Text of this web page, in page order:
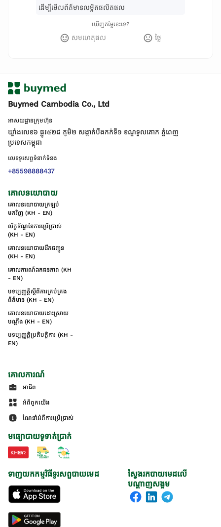
ដើម្បីមើលព័ត៌មានលម្អិតផលិតផល
ឃើញតម្លៃនេះទេ?
សមហេតុផល ថ្លៃ
Buymed Cambodia Co., Ltd
អាសយដ្ឋានក្រុមហ៊ុន
ឃ្លាំងលេខ៦ ផ្លូវ៥២៨ ភូមិ២ សង្កាត់់បឹងកក់ទី១ ខណ្ឌទួលគោក ភ្នំពេញ
ប្រទេសកម្ពុជា
លេខទូរសព្ទទំនាក់ទំនង
+85598888437
គោលនយោបាយ
គោលនយោបាយត្រឡប់
មកវិញ (KH - EN)
ល័ក្ខខ័ណ្ឌនៃការប្រើប្រាស់
(KH - EN)
គោលនយោបាយដឹកជញ្ជូន
(KH - EN)
គោលការណ៍ឯកជនភាព (KH
- EN)
បទប្បញ្ញត្តិស្តីពីការគ្រប់គ្រង
ព័ត៌មាន (KH - EN)
គោលនយោបាយដោះស្រាយ
បណ្ដឹង (KH - EN)
បទប្បញ្ញត្តិប្រតិបត្តិការ (KH -
EN)
គោលការណ៍
អាជីព
អំពីពួកយើង
ណែនាំអំពីការប្រើប្រាស់
មធ្យោបាយទូទាត់ប្រាក់
ស្វែងរកបាយមេដលើ
បណ្តាញសង្គម
ទាញយកកម្មវិធីទូរសព្ទបាយមេដ